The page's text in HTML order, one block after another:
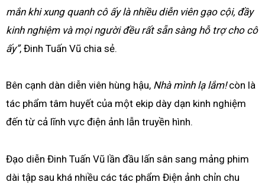
mắn khi xung quanh cô ấy là nhiều diễn viên gạo cội, đầy
kinh nghiệm và mọi người đều rất sẵn sàng hỗ trợ cho cô
ấy”, Đinh Tuấn Vũ chia sẻ.
Bên cạnh dàn diễn viên hùng hậu, Nhà mình lạ lắm!còn là
tác phẩm tâm huyết của một ekip dày dạn kinh nghiệm
đến từ cả lĩnh vực điện ảnh lẫn truyền hình.
Đạo diễn Đinh Tuấn Vũ lần đầu lấn sân sang mảng phim
dài tập sau khá nhiều các tác phẩm Điện ảnh chỉn chu